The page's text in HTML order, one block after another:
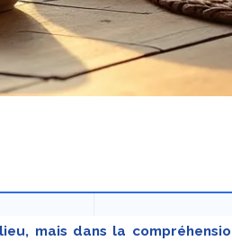
mais dans la